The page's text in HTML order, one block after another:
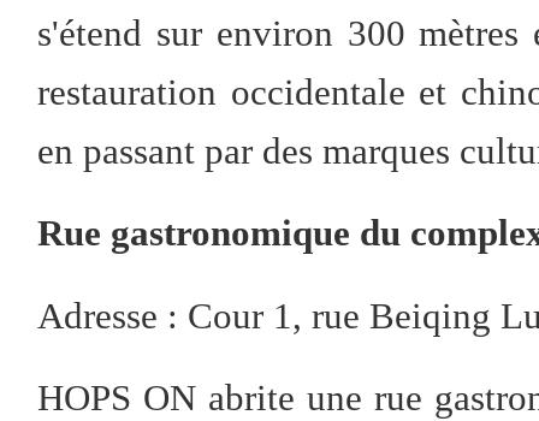
s'étend sur environ 300
restauration occidentale et
en passant par des marques
Rue gastronomique du
Adresse : Cour 1, rue Beiqing
HOPS ON abrite une rue